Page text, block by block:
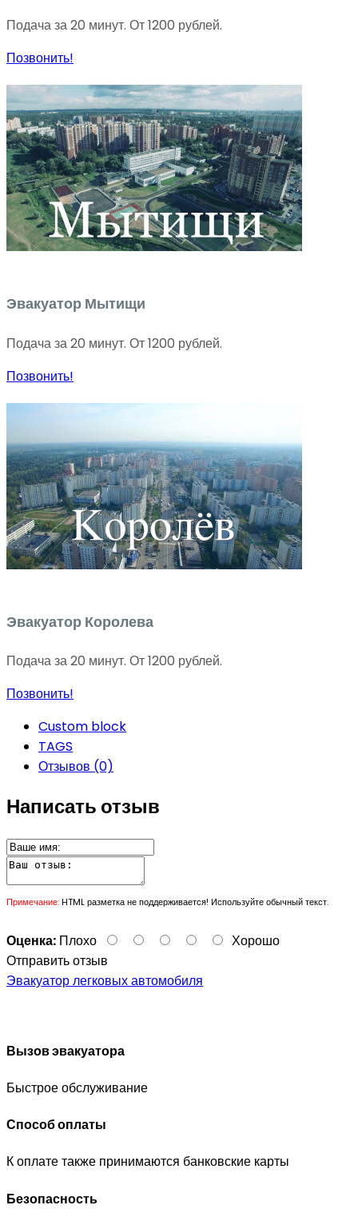
Подача за 20 минут. От 1200 рублей.
Позвонить!
Эвакуатор Мытищи
Подача за 20 минут. От 1200 рублей.
Позвонить!
Эвакуатор Королева
Подача за 20 минут. От 1200 рублей.
Позвонить!
Custom block
TAGS
Отзывов (0)
Написать отзыв
Примечание:HTML разметка не поддерживается! Используйте обычный текст.
Оценка: Плохо
Хорошо
Отправить отзыв
Эвакуатор легковых автомобиля
Вызов эвакуатора
Быстрое обслуживание
Способ оплаты
К оплате также принимаются банковские карты
Безопасность